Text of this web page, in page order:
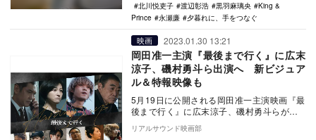
北川悦吏子
渡辺彰浩 黒羽麻璃央
King &
Prince
永瀬廉 夕暮れに、手をつなぐ
映画 2023.01.30 13:21
岡田准一主演『最後まで行く』に広末
涼子、磯村勇斗ら出演へ 新ビジュア
ル＆特報映像も
5月19日に公開される岡田准一主演映画『最
後まで行く』に広末涼子、磯村勇斗らが出
演することが決定。あわせて新ビジュアル
と特報映像…
リアルサウンド映画部